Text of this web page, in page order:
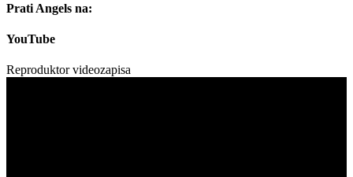
Prati Angels na:
YouTube
Reproduktor videozapisa